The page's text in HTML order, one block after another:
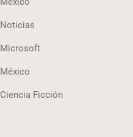
Noticias
Microsoft
México
Ciencia Ficción